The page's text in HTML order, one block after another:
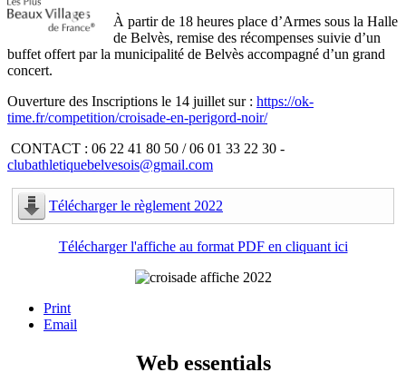
À partir de 18 heures place d’Armes sous la Halle
de Belvès, remise des récompenses suivie d’un
buffet offert par la municipalité de Belvès accompagné d’un grand
concert.
Ouverture des Inscriptions le 14 juillet sur : https://ok-
time.fr/competition/croisade-en-perigord-noir/
CONTACT : 06 22 41 80 50 / 06 01 33 22 30 -
clubathletiquebelvesois@gmail.com
Télécharger le règlement 2022
Télécharger l'affiche au format PDF en cliquant ici
Print
Email
Web essentials